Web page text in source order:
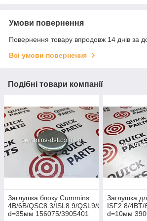
Умови повернення
Повернення товару впродовж 14 днів за
Всі умови повернення
Подібні товари компанії
Заглушка блоку Cummins
4B/6B/QSC8.3/ISL8.9/QSL9/QSK19
d=35мм 156075/3905401
Заглушка
ISF2.8/4BT/
d=10мм